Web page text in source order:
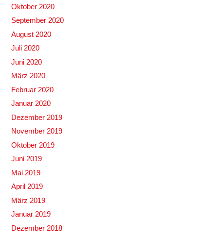
Oktober 2020
September 2020
August 2020
Juli 2020
Juni 2020
März 2020
Februar 2020
Januar 2020
Dezember 2019
November 2019
Oktober 2019
Juni 2019
Mai 2019
April 2019
März 2019
Januar 2019
Dezember 2018